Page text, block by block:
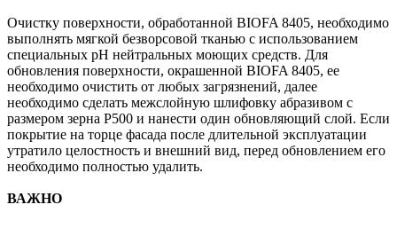
Очистку поверхности, обработанной BIOFA 8405, необходимо
выполнять мягкой безворсовой тканью с использованием
специальных рН нейтральных моющих средств. Для
обновления поверхности, окрашенной BIOFA 8405, ее
необходимо очистить от любых загрязнений, далее
необходимо сделать межслойную шлифовку абразивом с
размером зерна P500 и нанести один обновляющий слой. Если
покрытие на торце фасада после длительной эксплуатации
утратило целостность и внешний вид, перед обновлением его
необходимо полностью удалить.
ВАЖНО